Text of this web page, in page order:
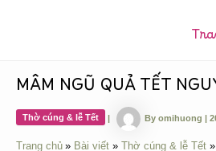
MÂM NGŨ QUẢ TẾT
Thờ cúng & lễ Tết | By omihuong |
Trang chủ Bài viết Thờ cúng & lễ Tết